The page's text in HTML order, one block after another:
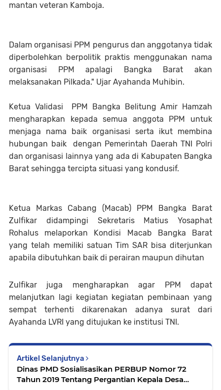
mantan veteran Kamboja.
Dalam organisasi PPM pengurus dan anggotanya tidak
diperbolehkan berpolitik praktis menggunakan nama
organisasi PPM apalagi Bangka Barat akan
melaksanakan Pilkada." Ujar Ayahanda Muhibin.
Ketua Validasi PPM Bangka Belitung Amir Hamzah
mengharapkan kepada semua anggota PPM untuk
menjaga nama baik organisasi serta ikut membina
hubungan baik dengan Pemerintah Daerah TNI Polri
dan organisasi lainnya yang ada di Kabupaten Bangka
Barat sehingga tercipta situasi yang kondusif.
Ketua Markas Cabang (Macab) PPM Bangka Barat
Zulfikar didampingi Sekretaris Matius Yosaphat
Rohalus melaporkan Kondisi Macab Bangka Barat
yang telah memiliki satuan Tim SAR bisa diterjunkan
apabila dibutuhkan baik di perairan maupun dihutan
Zulfikar juga mengharapkan agar PPM dapat
melanjutkan lagi kegiatan kegiatan pembinaan yang
sempat terhenti dikarenakan adanya surat dari
Ayahanda LVRI yang ditujukan ke institusi TNI.
Artikel Selanjutnya
Dinas PMD Sosialisasikan PERBUP Nomor 72
Tahun 2019 Tentang Pergantian Kepala Desa